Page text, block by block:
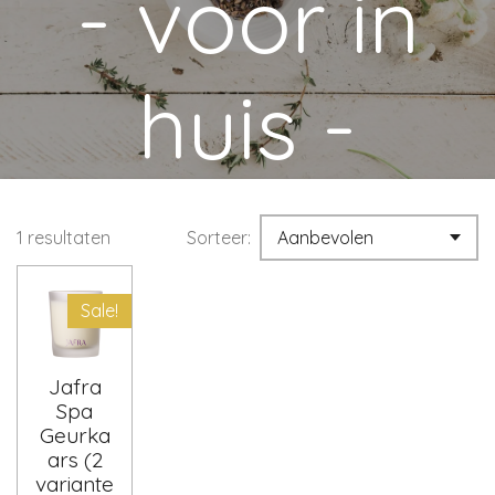
huis -
1 resultaten Sorteer:
Sale!
Jafra
Spa
Geurka
ars (2
variante